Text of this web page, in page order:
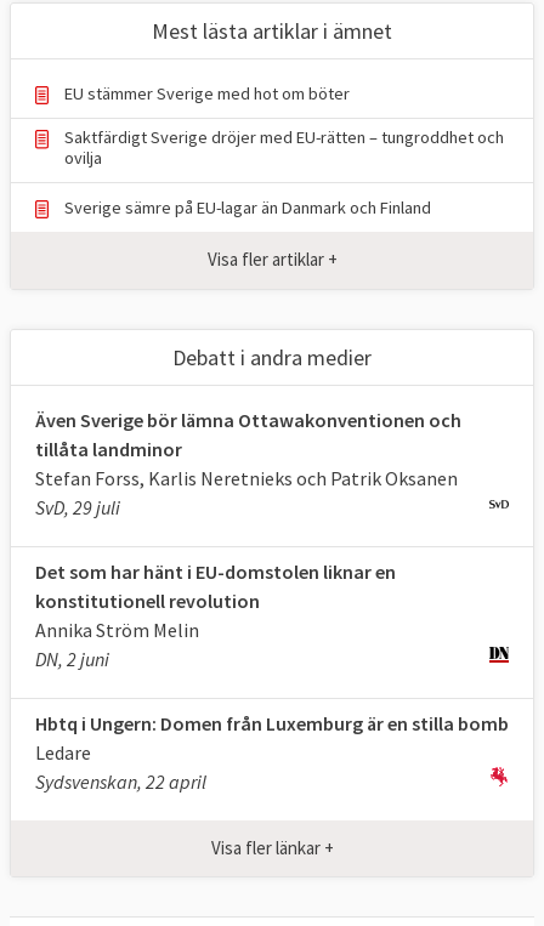
det Sverige som fyra gånger stämt
kommissionen för bristande öppenhet. Det
är betydligt vanligare att EU-kommissionen
stämmer Sverige än tvärtom.
Listan nedan är Europaportalens
sammanställning av samtliga domar och
företag och privatpersoner som exempelvis
Lavaldomen.
Sverige stämmer EU-kommissionen 6-3
7 mars 2019Sverige vannEU-
kommissionens godkännande av farliga
blykromater i vissa produkter underkändes
då kommissionen brustit i omsorgsplikten
att undersöka mer lämpliga och mindre
riskabla alternativ för människors hälsa.
Kommissionen överklagade och fick
domstolen att skjuta upp verkställandet av
sak 25 februari 2021, se nedan.
Mest lästa artiklar i ämnet
EU stämmer Sverige med hot om böter
Saktfärdigt Sverige dröjer med EU-rätten – tungroddhet och
ovilja
Sverige sämre på EU-lagar än Danmark och Finland
Visa fler artiklar +
Debatt i andra medier
Även Sverige bör lämna Ottawakonventionen och
tillåta landminor
Stefan Forss, Karlis Neretnieks och Patrik Oksanen
SvD, 29 juli
Det som har hänt i EU-domstolen liknar en
konstitutionell revolution
Annika Ström Melin
DN, 2 juni
Hbtq i Ungern: Domen från Luxemburg är en stilla bomb
Ledare
Sydsvenskan, 22 april
Visa fler länkar +